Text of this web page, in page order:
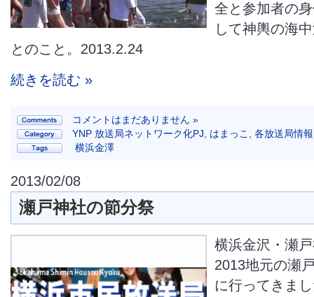
全と参加者の
して神輿の海
とのこと。2013.2.24
続きを読む »
コメントはまだありません »
YNP 放送局ネットワーク化PJ
はまっこ
各放送局情報
横浜金澤
2013/02/08
瀬戸神社の節分祭
横浜金沢・瀬
2013地元の瀬
に行ってきま